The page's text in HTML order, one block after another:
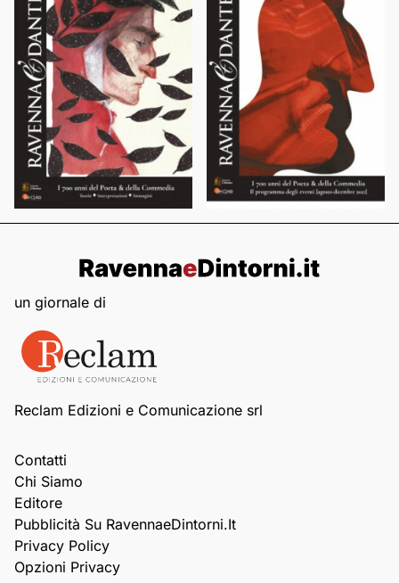
un giornale di
Reclam Edizioni e Comunicazione srl
Contatti
Chi Siamo
Editore
Pubblicità Su RavennaeDintorni.it
Privacy Policy
Opzioni Privacy